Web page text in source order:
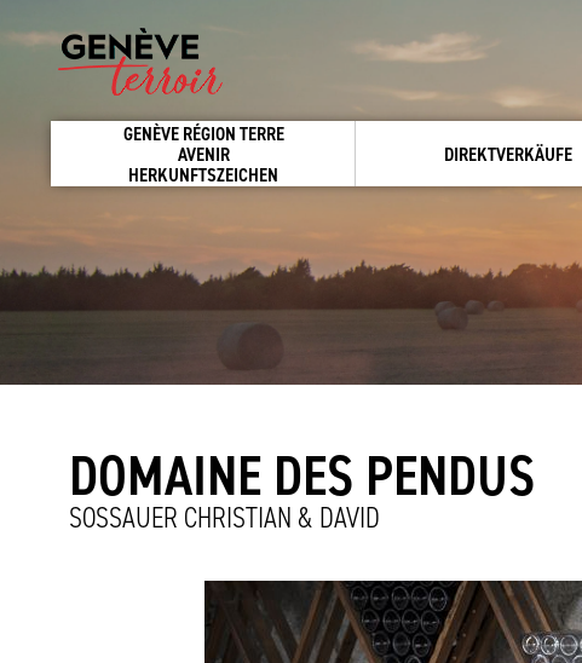
GENÈVE RÉGION TERRE
AVENIR
HERKUNFTSZEICHEN
DIREKTVERKÄUFE
DOMAINE DES PENDUS
SOSSAUER CHRISTIAN & DAVID